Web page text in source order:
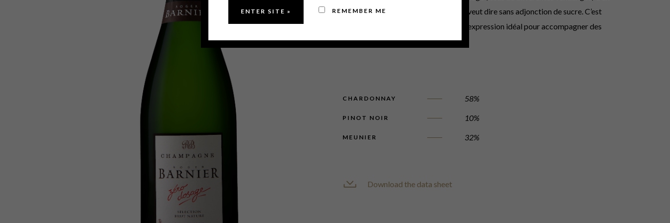
grande finesse. « Zéro Dosage », cela veut dire sans adjonction de sucre. C’est
donc la Cuvée Sélection dans sa pure expression idéal pour accompagner des
fruits de mer ou du poisson cru.
CHARDONNAY 58%
PINOT NOIR 10%
MEUNIER 32%
Download the data sheet
REMEMBER ME